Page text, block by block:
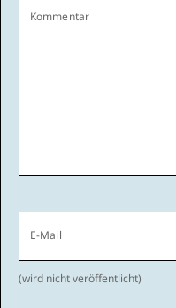
Kommentar
E-Mail
(wird nicht veröffentlicht)